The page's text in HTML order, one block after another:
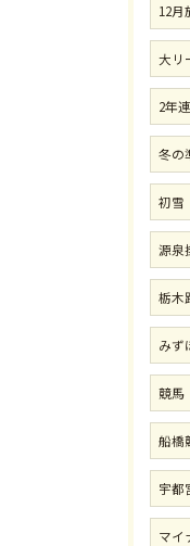
12月
大リ
2年
冬の
初雪
源泉
栃木
みず
競馬
船橋
宇都
マイ